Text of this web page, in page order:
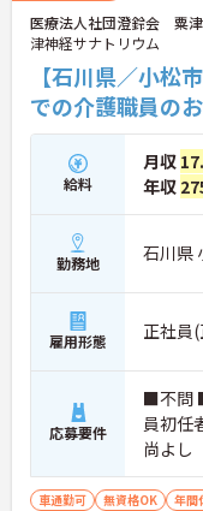
医療法人社団澄鈴会 粟
津神経サナトリウム
【石川県／小松
での介護職員の
給料
月収
年収
勤務地 石川県
雇用形態 正社員
応募要件
■不問
員初任
尚よし
車通勤可 無資格OK 年間